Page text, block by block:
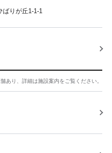
りが丘1-1-1
あり、詳細は施設案内をご覧ください。